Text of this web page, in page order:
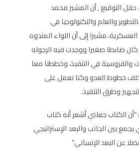
التوقيع , أن المشير محمد
والعلم والتكنولوجيا في
مشيرا إلى أن اللواء المندوه
ضابطا صغيرا ووجدت فيه الرجوله
والفروسية في التنفيذ، وخططنا معا
خطوط العدو وكنا نعمل على
وطرق التنفيذ.
الكتاب جعلني أشعر أنه كتاب
بين الجانب والبعد الإستراتيجي
عن البعد الإنساني”